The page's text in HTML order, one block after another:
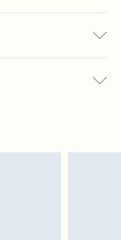
tendance, les